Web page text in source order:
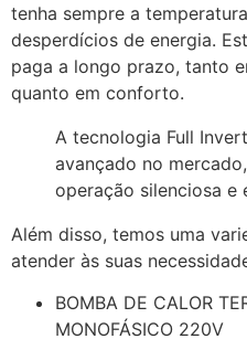
tenha sempre a
desperdícios de energia.
paga a longo prazo, tanto
quanto em conforto.
A tecnologia Full
avançado no
operação silenciosa e
Além disso, temos uma
atender às suas
BOMBA DE CALOR
MONOFÁSICO 220V